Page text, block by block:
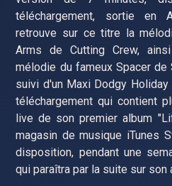
téléchargement, sortie en
retrouve sur ce titre la
Arms de Cutting Crew,
mélodie du fameux Spacer
suivi d'un Maxi Dodgy
téléchargement qui contient
live de son premier album
magasin de musique iTunes
disposition, pendant une
qui paraîtra par la suite sur son